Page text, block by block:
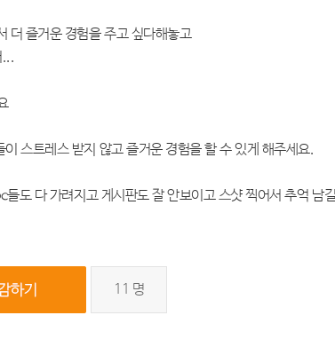
더 즐거운 경험을 주고 싶다해놓고
...
스트레스 받지 않고 즐거운 경험을 할 수 있게 해주세요.
도 다 가려지고 게시판도 잘 안보이고 스샷 찍어서 추억 남
11 명